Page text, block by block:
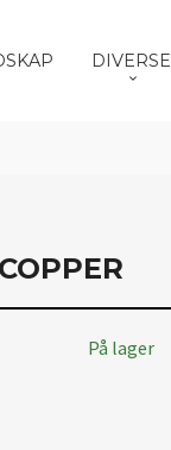
DIVERSE
På lager